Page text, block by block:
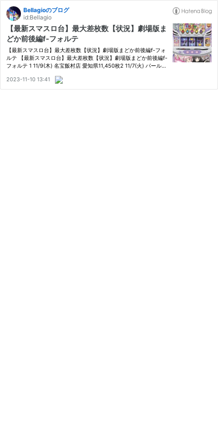
Bellagioのブログ
id:Bellagio
【最新スマスロ台】最大差枚数【状況】劇場版ま
どか前後編f-フォルテ
【最新スマスロ台】最大差枚数【状況】劇場版まどか前後編f-フォ
ルテ 【最新スマスロ台】最大差枚数【状況】劇場版まどか前後編f-
フォルテ 1 11/9(木) 名宝飯村店 愛知県11,450枚2 11/7(火) パールシ
東京都10,810枚4 11/7(火) 玉屋唐津店 佐賀県10,670枚5 …
2023-11-10 13:41